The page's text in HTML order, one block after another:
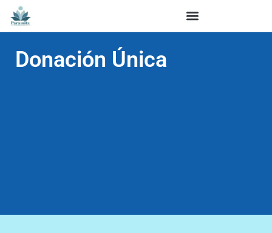
Donación Única